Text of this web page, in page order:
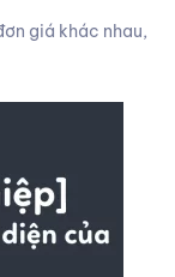
giá khác nhau,